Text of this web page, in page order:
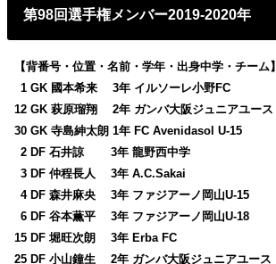
第98回選手権メンバー2019-2020年
【背番号・位置・名前・学年・出身中学・チーム】
01 GK 國本希来 3年 イルソーレ小野FC
12 GK 萩原瑠翔 2年 ガンバ大阪ジュニアユース
30 GK 寺島紳太朗 1年 FC Avenidasol U-15
02 DF 石井諒 3年 龍野西中学
03 DF 仲程長人 3年 A.C.Sakai
04 DF 森井麻央 3年 ファジアーノ岡山U-15
06 DF 谷本薫平 3年 ファジアーノ岡山U-18
15 DF 堀旺次朗 3年 Erba FC
25 DF 小山鐘生 2年 ガンバ大阪ジュニアユース